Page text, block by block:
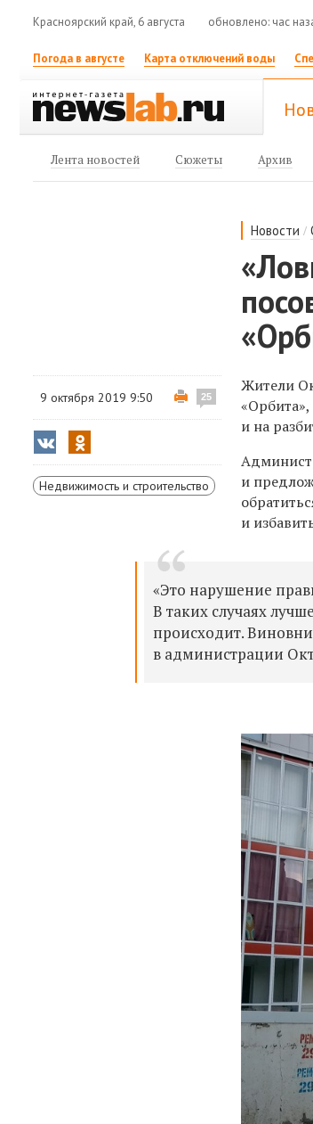
Красноярский край, 6 августа обновлено: час
Погода в августе Карта отключений воды
Лента новостей Сюжеты Архив
Новости /
9 октября 2019 9:50 25
Недвижимость и строительство
Жители
и на
и
и
«Это нарушение
В таких случаях
происходит.
в администрации